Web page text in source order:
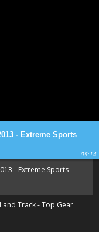
- Extreme Sports
05:14
- Extreme Sports
and Track - Top Gear